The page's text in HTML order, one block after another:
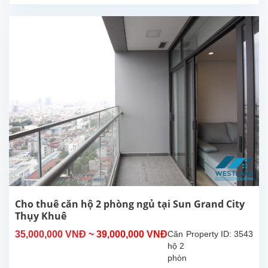
Grand
City,
Thụy
Khuê,
hộ
tích
140m2
với 3
ngủ,
tắm,
bếp
khép
Cho thuê căn hộ 2 phòng ngủ tại Sun Grand City
Thụy Khuê
35,000,000 VNĐ ~ 39,000,000 VNĐ Property ID: 3543
Căn
hộ 2
phòng